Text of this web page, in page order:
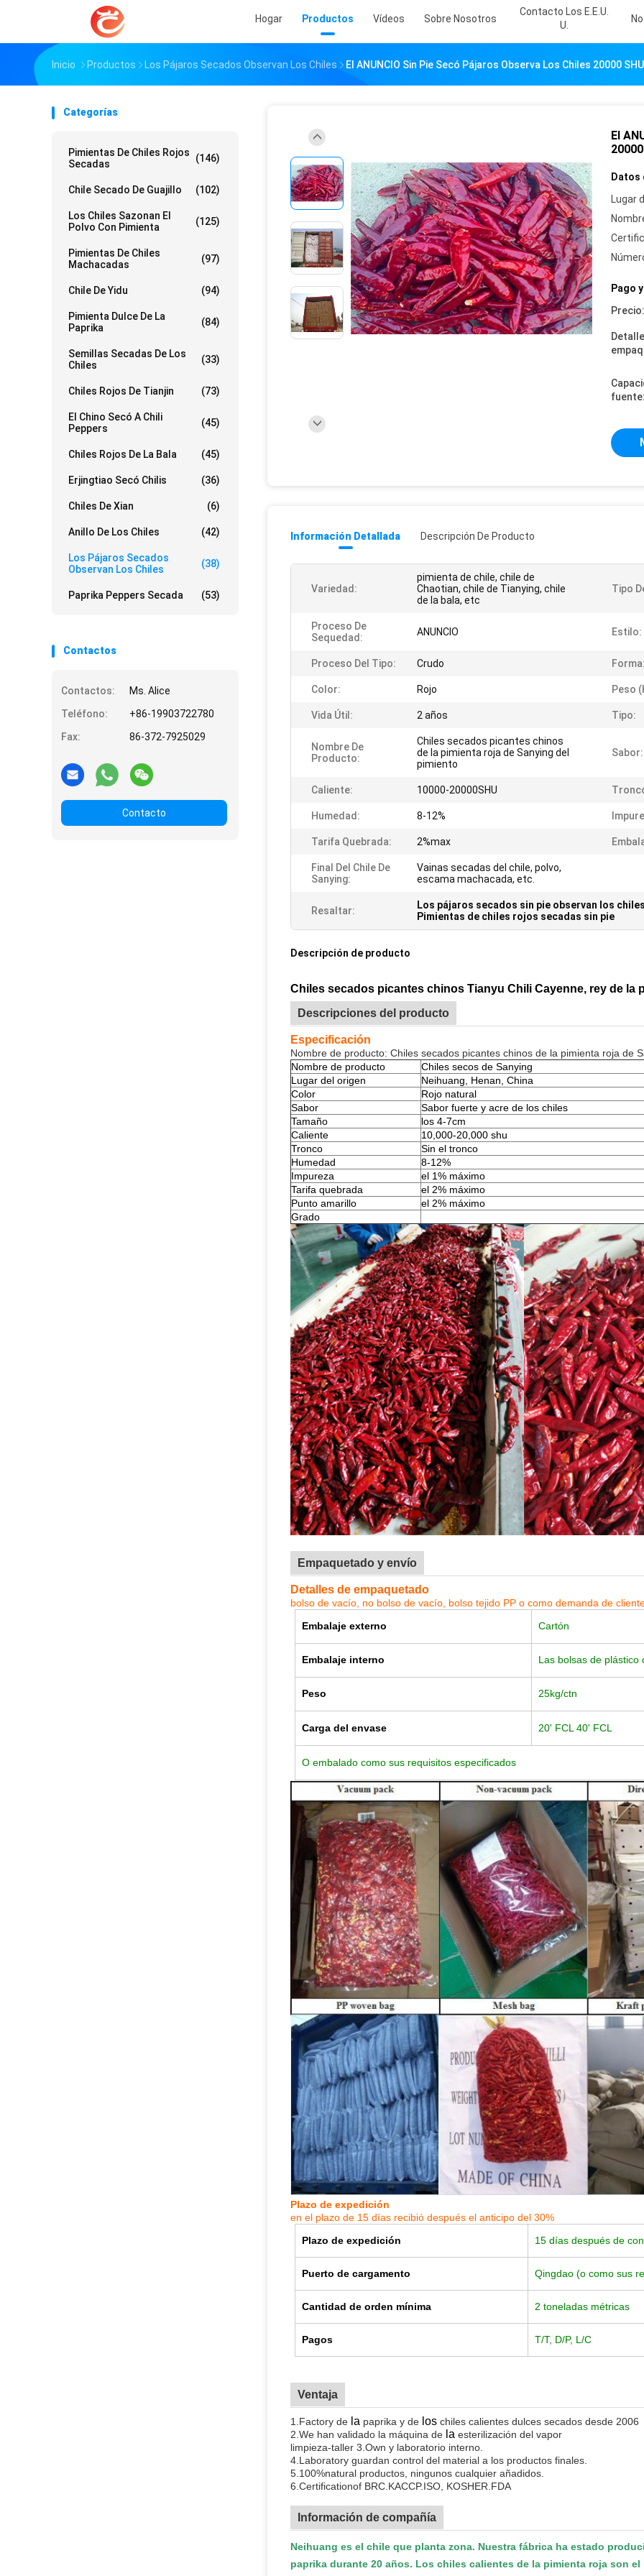
Hogar Productos Vídeos Sobre Nosotros
Contacto Los E.E.U.
U.
Inicio Productos Los Pájaros Secados Observan Los Chiles El ANUNCIO Sin Pie Secó Pájaros Observa Los Chiles 20000
Categorías
Pimientas De Chiles Rojos
Secadas
(146)
Chile Secado De Guajillo (102)
Los Chiles Sazonan El
Polvo Con Pimienta
(125)
Pimientas De Chiles
Machacadas
(97)
Chile De Yidu (94)
Pimienta Dulce De La
Paprika
(84)
Semillas Secadas De Los
Chiles
(33)
Chiles Rojos De Tianjin (73)
El Chino Secó A Chili
Peppers
(45)
Chiles Rojos De La Bala (45)
Erjingtiao Secó Chilis (36)
Chiles De Xian (6)
Anillo De Los Chiles (42)
Los Pájaros Secados
Observan Los Chiles
(38)
Paprika Peppers Secada (53)
Contactos
Contactos:
Ms. Alice
Teléfono:
+86-19903722780
Fax:
86-372-7925029
Contacto
El
Datos
Lugar
Pago
Precio:
Información Detallada Descripción De Producto
Variedad:
pimienta de chile, chile de
Chaotian, chile de Tianying, chile
de la bala, etc
Tipo
Proceso De
Sequedad:
ANUNCIO Estilo:
Proceso Del Tipo: Crudo
Color: Rojo Peso
Vida Útil: 2 años Tipo:
Nombre De
Producto:
Chiles secados picantes chinos
de la pimienta roja de Sanying del
pimiento
Sabor:
Caliente: 10000-20000SHU
Humedad: 8-12%
Tarifa Quebrada: 2%max
Final Del Chile De
Sanying:
Vainas secadas del chile, polvo,
escama machacada, etc.
Resaltar:
Los pájaros secados sin pie observan los
Pimientas de chiles rojos secadas sin pie
Descripción de producto
Chiles secados picantes chinos Tianyu Chili Cayenne, rey de la
Descripciones del producto
Especificación
Nombre de producto: Chiles secados picantes chinos de la pimienta roja de
Nombre de producto
Chiles secos de Sanying
Lugar del origen
Neihuang, Henan, China
Color
Rojo natural
Sabor
Sabor fuerte y acre de los chiles
Tamaño
los 4-7cm
Caliente
10,000-20,000 shu
Tronco
Sin el tronco
Humedad
8-12%
Impureza
el 1% máximo
Tarifa quebrada
el 2% máximo
Punto amarillo
el 2% máximo
Grado
Empaquetado y envío
Detalles de empaquetado
bolso de vacío, no bolso de vacío, bolso tejido PP o como demanda de
Embalaje externo
Cartón
Embalaje interno Las bolsas de plástico
Peso 25kg/ctn
Carga del envase 20' FCL 40' FCL
O embalado como sus requisitos especificados
Plazo de expedición
en el plazo de 15 días recibió después el anticipo del 30%
Plazo de expedición
15 días después de
Puerto de cargamento Qingdao (o como sus
Cantidad de orden mínima 2 toneladas métricas
Pagos T/T, D/P, L/C
Ventaja
1.Factory de la paprika y de los chiles calientes dulces secados desde 2006
2.We han validado la máquina de la esterilización del vapor
limpieza-taller 3.Own y laboratorio interno.
4.Laboratory guardan control del material a los productos finales.
5.100%natural productos, ningunos cualquier añadidos.
6.Certificationof BRC.KACCP.ISO, KOSHER.FDA
Información de compañía
Neihuang es el chile que planta zona. Nuestra fábrica ha estado
paprika durante 20 años. Los chiles calientes de la pimienta roja son el